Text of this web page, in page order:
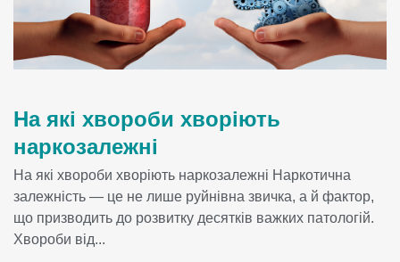
На які хвороби хворіють
наркозалежні
На які хвороби хворіють наркозалежні Наркотична
залежність — це не лише руйнівна звичка, а й фактор,
що призводить до розвитку десятків важких патологій.
Хвороби від...
Залиште вашу заявку
Ваше І'мя:
Ваш телефон: